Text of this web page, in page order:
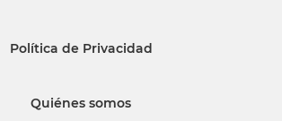
Política de Privacidad
Quiénes somos